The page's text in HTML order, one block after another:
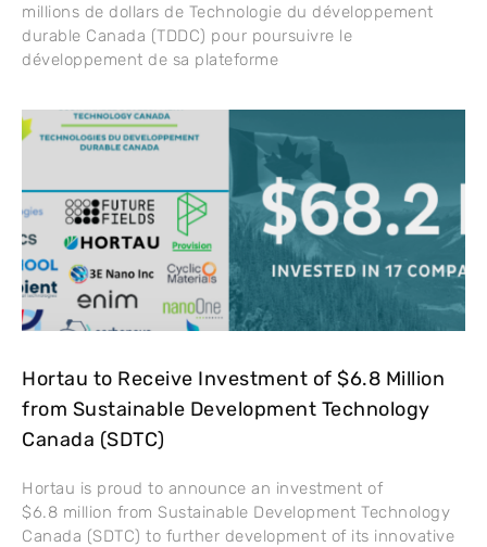
millions de dollars de Technologie du développement
durable Canada (TDDC) pour poursuivre le
développement de sa plateforme
Hortau to Receive Investment of $6.8 Million
from Sustainable Development Technology
Canada (SDTC)
Hortau is proud to announce an investment of
$6.8 million from Sustainable Development Technology
Canada (SDTC) to further development of its innovative